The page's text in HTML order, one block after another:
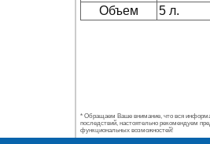
Объем
5 л.
* Обращаем Ваше внимание, что вся
последствий, настоятельно рекомендуем
функциональных возможностей!